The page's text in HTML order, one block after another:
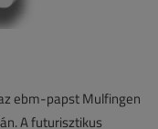
ebm-papst Mulfingen
A futurisztikus